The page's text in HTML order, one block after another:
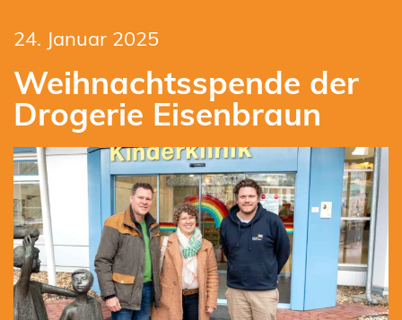
24. Januar 2025
Weihnachtsspende der
Drogerie Eisenbraun